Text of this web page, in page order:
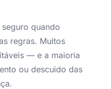
quando
regras. Muitos
— e a maioria
ou descuido das